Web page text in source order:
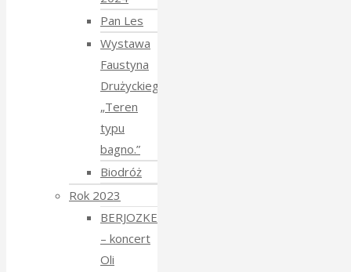
Pan Les
Wystawa
Faustyna
Drużyckiego
„Teren
typu
bagno.”
Biodróż
Rok 2023
BERJOZKELE
– koncert
Oli